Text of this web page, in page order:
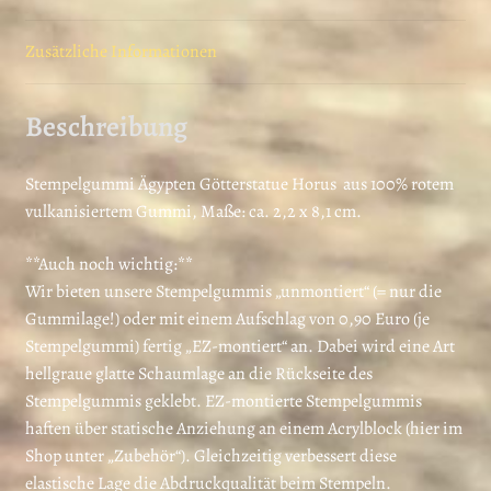
t
Zusätzliche Informationen
Beschreibung
Stempelgummi Ägypten Götterstatue Horus aus 100% rotem
vulkanisiertem Gummi, Maße: ca. 2,2 x 8,1 cm.
**Auch noch wichtig:**
Wir bieten unsere Stempelgummis „unmontiert“ (= nur die
Gummilage!) oder mit einem Aufschlag von 0,90 Euro (je
Stempelgummi) fertig „EZ-montiert“ an. Dabei wird eine Art
hellgraue glatte Schaumlage an die Rückseite des
Stempelgummis geklebt. EZ-montierte Stempelgummis
haften über statische Anziehung an einem Acrylblock (hier im
Shop unter „Zubehör“). Gleichzeitig verbessert diese
elastische Lage die Abdruckqualität beim Stempeln.